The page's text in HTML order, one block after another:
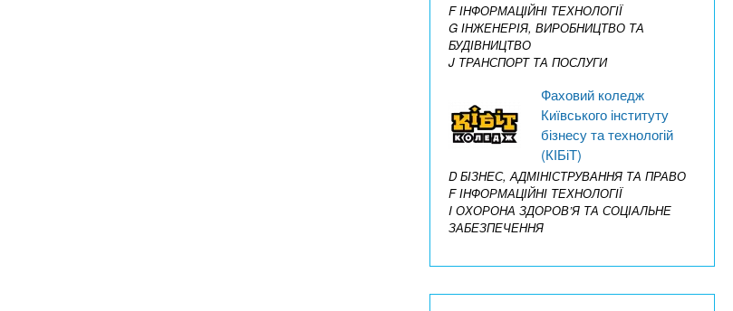
F ІНФОРМАЦІЙНІ ТЕХНОЛОГІЇ
G ІНЖЕНЕРІЯ, ВИРОБНИЦТВО ТА
БУДІВНИЦТВО
J ТРАНСПОРТ ТА ПОСЛУГИ
Фаховий коледж
Київського інституту
бізнесу та технологій
(КІБіТ)
D БІЗНЕС, АДМІНІСТРУВАННЯ ТА ПРАВО
F ІНФОРМАЦІЙНІ ТЕХНОЛОГІЇ
I ОХОРОНА ЗДОРОВ’Я ТА СОЦІАЛЬНЕ
ЗАБЕЗПЕЧЕННЯ